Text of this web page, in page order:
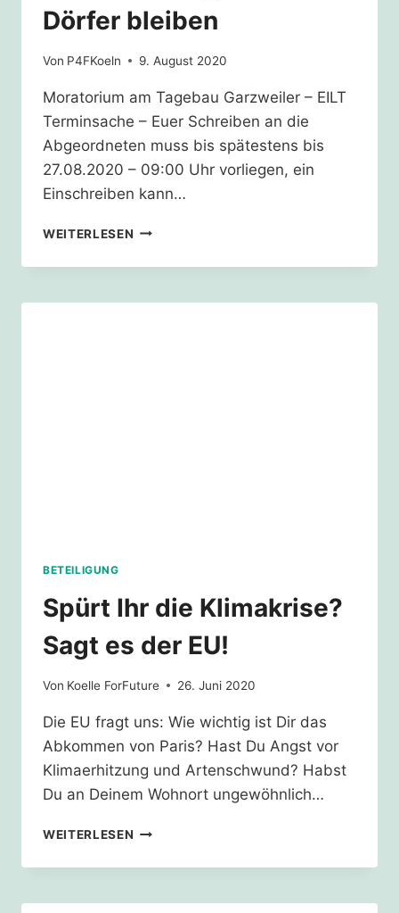
Dörfer bleiben
Von P4FKoeln 9. August 2020
Moratorium am Tagebau Garzweiler – EILT
Terminsache – Euer Schreiben an die
Abgeordneten muss bis spätestens bis
27.08.2020 – 09:00 Uhr vorliegen, ein
Einschreiben kann…
WEITERLESEN UNTERSTÜTZUNG
DÖRFER
BETEILIGUNG
Spürt Ihr die Klimakrise?
Sagt es der EU!
Von Koelle ForFuture 26. Juni 2020
Die EU fragt uns: Wie wichtig ist Dir das
Abkommen von Paris? Hast Du Angst vor
Klimaerhitzung und Artenschwund? Habst
Du an Deinem Wohnort ungewöhnlich…
WEITERLESEN SPÜRT
DIE
SAGT